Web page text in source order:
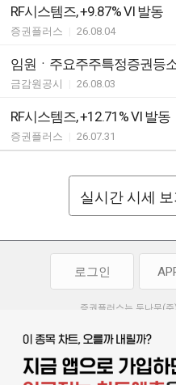
RF시스템즈, +9.87% VI 발동
증권플러스 26.08.04
임원ㆍ주요주주특정증권등
금감원공시 26.08.03
RF시스템즈, +12.71% VI 발동
증권플러스 26.07.31
실시간 시세 보
로그인
증권플러스는 두나무(
투자 참고사항이며, 정보 제공 과정
두나무(주)는 제공된 정보에 의
부담하지 않습니다. 본 서비스에서
이용약관 | 청소년보호정